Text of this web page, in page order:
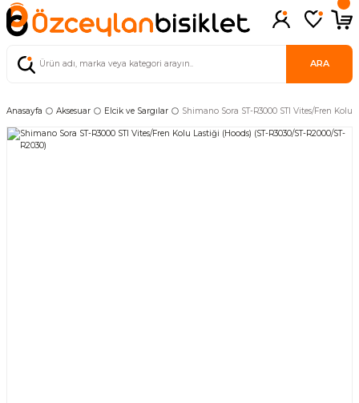
ARA
Anasayfa Aksesuar Elcik ve Sargılar Shimano Sora ST-R3000 STI Vites/Fren Kolu